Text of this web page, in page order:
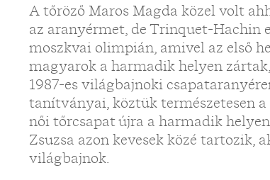
A tőröző Maros Magda közel volt
az aranyérmet, de Trinquet-Hachin
moszkvai olimpián, amivel az első
magyarok a harmadik helyen
1987-es világbajnoki
tanítványai, köztük természetesen
női tőrcsapat újra a harmadik
Zsuzsa azon kevesek közé tartozik,
világbajnok.